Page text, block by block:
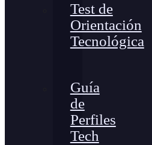
Test de
Orientación
Tecnológica
Guía
de
Perfiles
Tech